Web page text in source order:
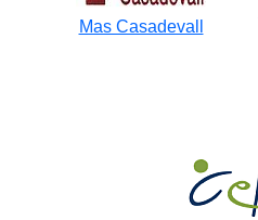
Mas Casadevall